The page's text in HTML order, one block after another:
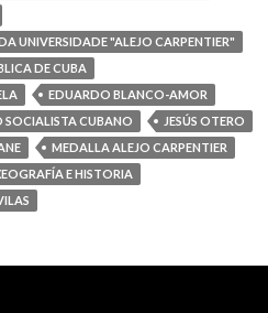
Alejo
Carpentier
UNIVERSIDADE "ALEJO CARPENTIER"
DE CUBA
EDUARDO BLANCO-AMOR
SOCIALISTA CUBANO
JESÚS OTERO
MEDALLA ALEJO CARPENTIER
E HISTORIA